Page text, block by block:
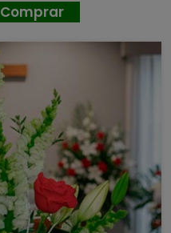
Comprar